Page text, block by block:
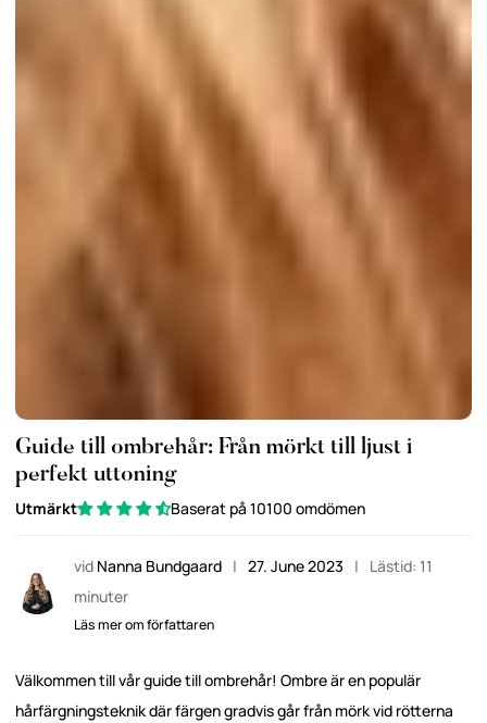
Guide till ombrehår: Från mörkt till ljust i
perfekt uttoning
Utmärkt Baserat på 10100 omdömen
vid Nanna Bundgaard | 27. June 2023 |
Lästid: 11
minuter
Läs mer om författaren
Välkommen till vår guide till ombrehår! Ombre är en populär
hårfärgningsteknik där färgen gradvis går från mörk vid rötterna